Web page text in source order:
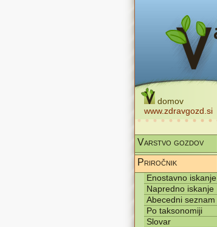
domov
www.zdravgozd.si
Varstvo gozdov
Priročnik
Enostavno iskanje
Napredno iskanje
Abecedni seznam
Po taksonomiji
Slovar